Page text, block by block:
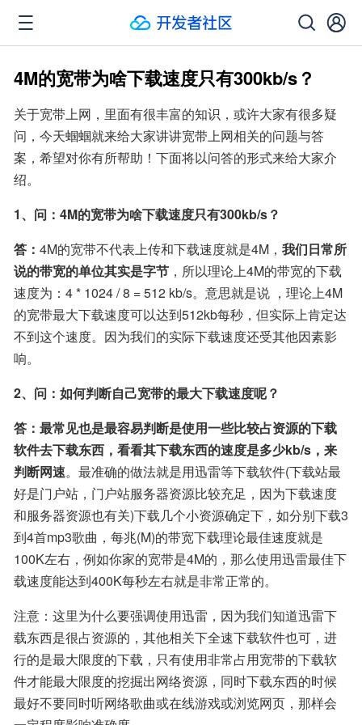
4M的宽带为啥下载速度只有300kb/s？
关于宽带上网，里面有很丰富的知识，或许大家有很多疑
问，今天蝈蝈就来给大家讲讲宽带上网相关的问题与答
案，希望对你有所帮助！下面将以问答的形式来给大家介
绍。
1、问：4M的宽带为啥下载速度只有300kb/s？
答： 4M的宽带不代表上传和下载速度就是4M， 我们日常所
说的带宽的单位其实是字节 ，所以理论上4M的带宽的下载
速度为：4 * 1024 / 8 = 512 kb/s。意思就是说 ，理论上4M
的宽带最大下载速度可以达到512kb每秒，但实际上肯定达
不到这个速度。因为我们的实际下载速度还受其他因素影
响。
2、问：如何判断自己宽带的最大下载速度呢？
答：最常见也是最容易判断是使用一些比较占资源的下载
软件去下载东西，看看其下载东西的速度是多少kb/s，来
判断网速。最准确的做法就是用迅雷等下载软件(下载站最
好是门户站，门户站服务器资源比较充足，因为下载速度
和服务器资源也有关)下载几个小资源确定下，如分别下载3
到4首mp3歌曲，每兆(M)的带宽下载理论最佳速度就是
100K左右，例如你家的宽带是4M的，那么使用迅雷最佳下
载速度能达到400K每秒左右就是非常正常的。
注意：这里为什么要强调使用迅雷，因为我们知道迅雷下
载东西是很占资源的，其他相关下全速下载软件也可，进
行的是最大限度的下载，只有使用非常占用宽带的下载软
件才能最大限度的挖掘出网络资源，同时下载东西的时候
最好不要同时听网络歌曲或在线游戏或浏览网页，那样会